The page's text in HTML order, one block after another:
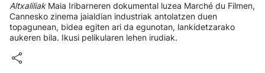
AltxaliliakMaia Iribarneren dokumental luzea Marché du Filmen,
Cannesko zinema jaialdian industriak antolatzen duen
topagunean, bidea egiten ari da egunotan, lankidetzarako
aukeren bila. Ikusi pelikularen lehen irudiak.